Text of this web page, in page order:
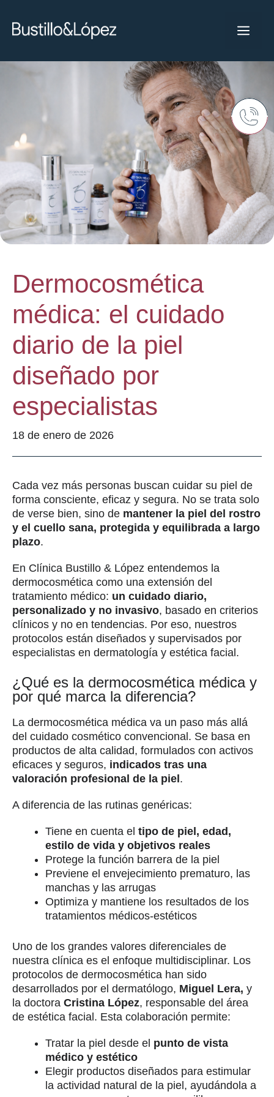
Dermocosmética
médica: el cuidado
diario de la piel
diseñado por
especialistas
18 de enero de 2026
Cada vez más personas buscan cuidar su piel de
forma consciente, eficaz y segura. No se trata solo
de verse bien, sino de mantener la piel del rostro
y el cuello sana, protegida y equilibrada a largo
plazo.
En Clínica Bustillo & López entendemos la
dermocosmética como una extensión del
tratamiento médico: un cuidado diario,
personalizado y no invasivo, basado en criterios
clínicos y no en tendencias. Por eso, nuestros
protocolos están diseñados y supervisados por
especialistas en dermatología y estética facial.
¿Qué es la dermocosmética médica y
por qué marca la diferencia?
La dermocosmética médica va un paso más allá
del cuidado cosmético convencional. Se basa en
productos de alta calidad, formulados con activos
eficaces y seguros, indicados tras una
valoración profesional de la piel.
A diferencia de las rutinas genéricas:
Tiene en cuenta el tipo de piel, edad,
estilo de vida y objetivos reales
Protege la función barrera de la piel
Previene el envejecimiento prematuro, las
manchas y las arrugas
Optimiza y mantiene los resultados de los
tratamientos médicos-estéticos
Uno de los grandes valores diferenciales de
nuestra clínica es el enfoque multidisciplinar. Los
protocolos de dermocosmética han sido
desarrollados por el dermatólogo, Miguel Lera, y
la doctora Cristina López, responsable del área
de estética facial. Esta colaboración permite:
Tratar la piel desde el punto de vista
médico y estético
Elegir productos diseñados para estimular
la actividad natural de la piel, ayudándola a